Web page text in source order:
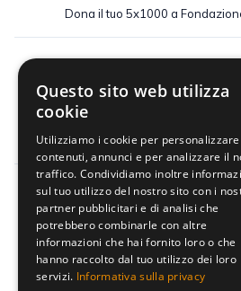
Dona il tuo 5x1000 a
Scarica gratuitamente la
Questo sito web utilizza
cookie
Utilizziamo i cookie per personalizzare
contenuti, annunci e per analizzare il
traffico. Condividiamo inoltre
sul tuo utilizzo del nostro sito con i
partner pubblicitari e di analisi che
potrebbero combinarle con altre
informazioni che hai fornito loro o che
hanno raccolto dal tuo utilizzo dei loro
servizi. Informativa sulla privacy